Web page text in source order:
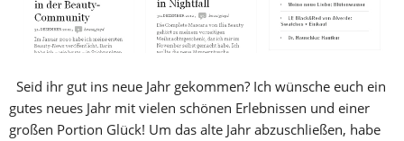
Seid ihr gut ins neue Jahr gekommen? Ich wünsche euch ein
gutes neues Jahr mit vielen schönen Erlebnissen und einer
großen Portion Glück! Um das alte Jahr abzuschließen, habe